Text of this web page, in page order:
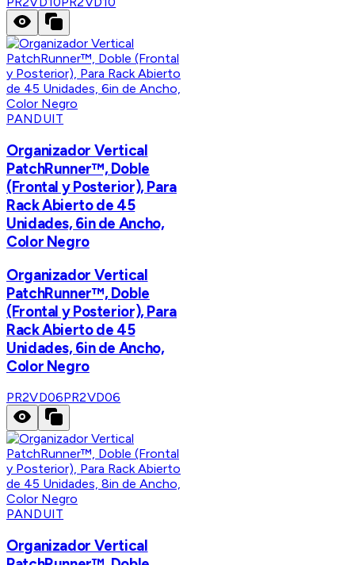
PANDUIT
Organizador Vertical
PatchRunner™, Doble
(Frontal y Posterior), Para
Rack Abierto de 45
Unidades, 6in de Ancho,
Color Negro
Organizador Vertical
PatchRunner™, Doble
(Frontal y Posterior), Para
Rack Abierto de 45
Unidades, 6in de Ancho,
Color Negro
PR2VD06PR2VD06
PANDUIT
Organizador Vertical